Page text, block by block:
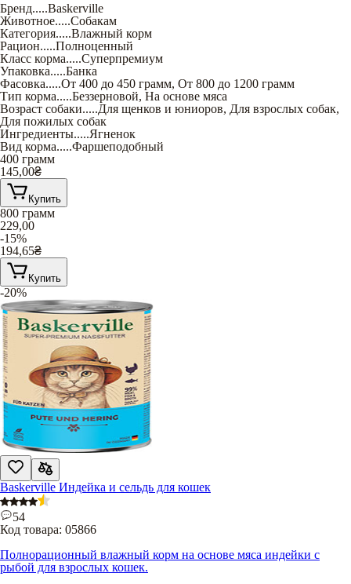
Бренд.....Baskerville
Животное.....Собакам
Категория.....Влажный корм
Рацион.....Полноценный
Класс корма.....Суперпремиум
Упаковка.....Банка
Фасовка.....От 400 до 450 грамм, От 800 до 1200 грамм
Тип корма.....Беззерновой, На основе мяса
Возраст собаки.....Для щенков и юниоров, Для взрослых собак,
Для пожилых собак
Ингредиенты.....Ягненок
Вид корма.....Фаршеподобный
400 грамм
145,00₴
Купить
800 грамм
229,00
-15%
194,65₴
Купить
-20%
Baskerville Индейка и сельдь для кошек
54
Код товара: 05866
Полнорационный влажный корм на основе мяса индейки с
рыбой для взрослых кошек.